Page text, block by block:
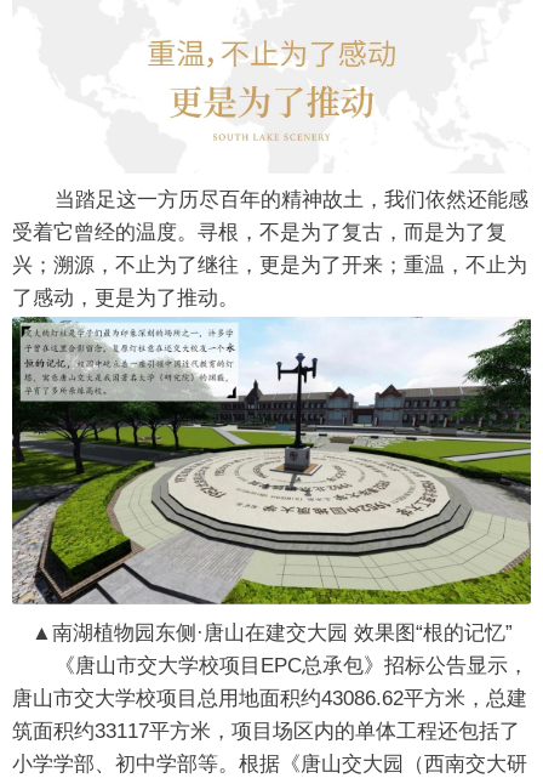
当踏足这一方历尽百年的精神故土，我们依然还能感
受着它曾经的温度。寻根，不是为了复古，而是为了复
兴；溯源，不止为了继往，更是为了开来；重温，不止为
了感动，更是为了推动。
▲南湖植物园东侧·唐山在建交大园 效果图“根的记忆”
《唐山市交大学校项目EPC总承包》招标公告显示，
唐山市交大学校项目总用地面积约43086.62平方米，总建
筑面积约33117平方米，项目场区内的单体工程还包括了
小学学部、初中学部等。根据《唐山交大园（西南交大研